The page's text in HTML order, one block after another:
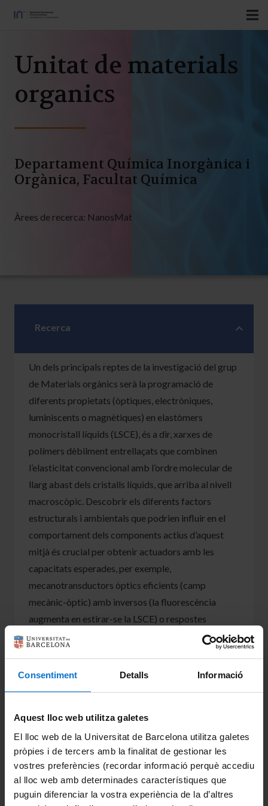
Consentiment Detalls Informació
Aquest lloc web utilitza galetes
El lloc web de la Universitat de Barcelona utilitza galetes
pròpies i de tercers amb la finalitat de gestionar les
vostres preferències (recordar informació perquè accediu
al lloc web amb determinades característiques que
puguin diferenciar la vostra experiència de la d’altres
Unitat de materials
organics
Departament Química Inorgànica i
Orgànica, Facultat Química
Àrees de recerca: NanosMat
Recerca
Un dels principals reptes de la investigació del grup
de Materials orgànics serà la programació de
diferents propietats (òptiques, electròniques,
luminiscents o magnètiques) en elastòmers
monocristall líquids (LSCE), és a dir, xarxes de
polímers dèbilment entrellaçats que combinen
l’elasticitat convencional amb l’ordre molecular de
llarg abast dels cristalls líquids, que arriba al nivell
macroscòpic. Descobrir els diferents factors
estructurals i ambientals que podrien influir en el
comportament dels components actius d’aquest
mitjà és crucial per obtenir actuadors amb les
capacitats esperades, per exemple,
mecanotransductors òptics eficients (camp
mecànic-òptic) amb inversos (la fluorescència
augmenta en estirar-se la LSCE) o respostes
múltiples (la intensitat d’emissió canvia a dues
longituds d’ona diferents en aplicar una sola força
mecànica); actuadors efectius similars a músculs
òptic-magnètic-mecànic) o dispositius electrònics
flexibles (camp elèctric-mecànic).
Al llarg dels anys, el grup de recerca ha obtingut un
sòlid bagatge en síntesi orgànica, química
macromolecular i química de materials.
Concretament, i com a resultat de la investigació